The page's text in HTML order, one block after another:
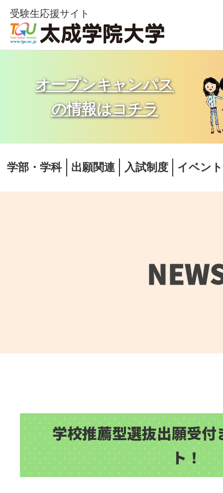
受験生応援サイト
オープンキャンパス
の情報はコチラ
学部・学科 出願関連 入試制度 イベン
学校推薦型選抜出願受
ト！